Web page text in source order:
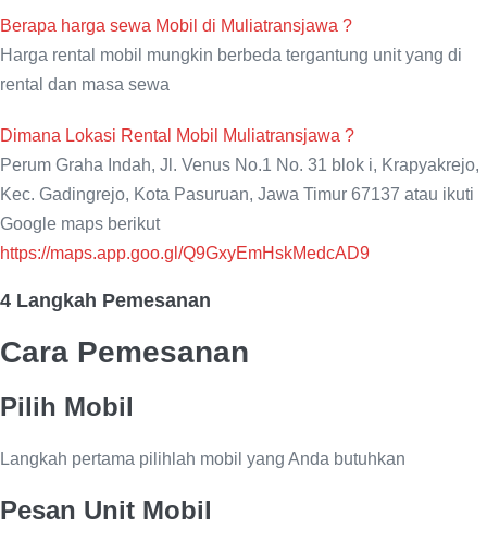
Berapa harga sewa Mobil di Muliatransjawa ?
Harga rental mobil mungkin berbeda tergantung unit yang di
rental dan masa sewa
Dimana Lokasi Rental Mobil Muliatransjawa ?
Perum Graha Indah, Jl. Venus No.1 No. 31 blok i, Krapyakrejo,
Kec. Gadingrejo, Kota Pasuruan, Jawa Timur 67137 atau ikuti
Google maps berikut
https://maps.app.goo.gl/Q9GxyEmHskMedcAD9
4 Langkah Pemesanan
Cara Pemesanan
Pilih Mobil
Langkah pertama pilihlah mobil yang Anda butuhkan
Pesan Unit Mobil